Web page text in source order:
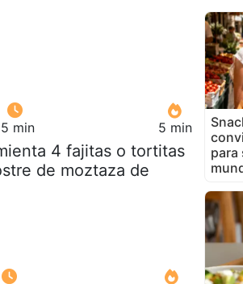
min 5 min
4 fajitas o tortitas
de moztaza de
para